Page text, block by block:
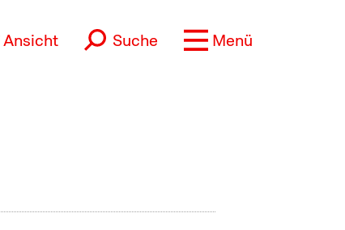
Ansicht Suche Menü